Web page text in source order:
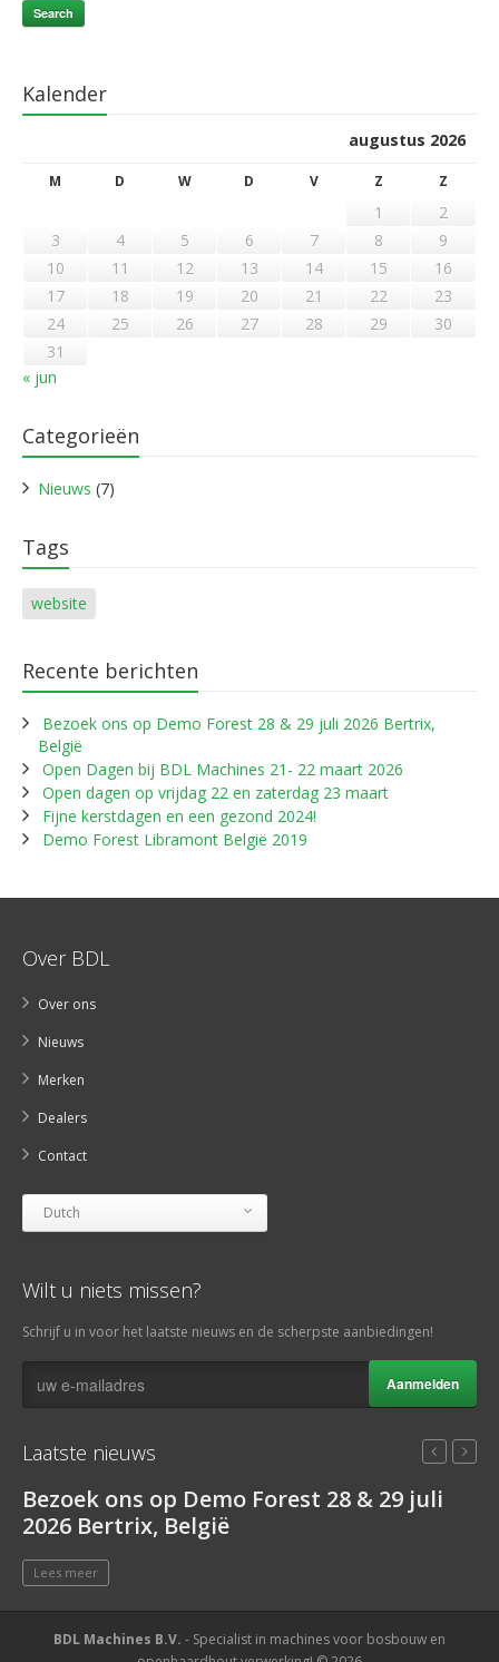
Search
Kalender
augustus 2026
M D W D V Z Z
1
2
3
4 5 6 7 8
9
10
11 12 13 14 15
16
17
18 19 20 21 22
23
24
25 26 27 28 29
30
31
« jun
Categorieën
Nieuws (7)
Tags
website
Recente berichten
Bezoek ons op Demo Forest 28 & 29 juli 2026 Bertrix,
België
Open Dagen bij BDL Machines 21- 22 maart 2026
Open dagen op vrijdag 22 en zaterdag 23 maart
Fijne kerstdagen en een gezond 2024!
Demo Forest Libramont België 2019
Over BDL
Over ons
Nieuws
Merken
Dealers
Contact
Dutch
Wilt u niets missen?
Schrijf u in voor het laatste nieuws en de scherpste aanbiedingen!
Aanmelden
Laatste nieuws
Bezoek ons op Demo Forest 28 & 29 juli
2026 Bertrix, België
Lees meer
BDL Machines B.V. - Specialist in machines voor bosbouw en